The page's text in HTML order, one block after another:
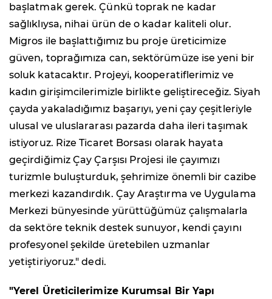
başlatmak gerek. Çünkü toprak ne kadar
sağlıklıysa, nihai ürün de o kadar kaliteli olur.
Migros ile başlattığımız bu proje üreticimize
güven, toprağımıza can, sektörümüze ise yeni bir
soluk katacaktır. Projeyi, kooperatiflerimiz ve
kadın girişimcilerimizle birlikte geliştireceğiz. Siyah
çayda yakaladığımız başarıyı, yeni çay çeşitleriyle
ulusal ve uluslararası pazarda daha ileri taşımak
istiyoruz. Rize Ticaret Borsası olarak hayata
geçirdiğimiz Çay Çarşısı Projesi ile çayımızı
turizmle buluşturduk, şehrimize önemli bir cazibe
merkezi kazandırdık. Çay Araştırma ve Uygulama
Merkezi bünyesinde yürüttüğümüz çalışmalarla
da sektöre teknik destek sunuyor, kendi çayını
profesyonel şekilde üretebilen uzmanlar
yetiştiriyoruz." dedi.
"Yerel Üreticilerimize Kurumsal Bir Yapı